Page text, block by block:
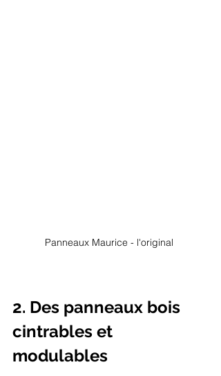
Panneaux Maurice - l'original
2. Des panneaux bois
cintrables et
modulables